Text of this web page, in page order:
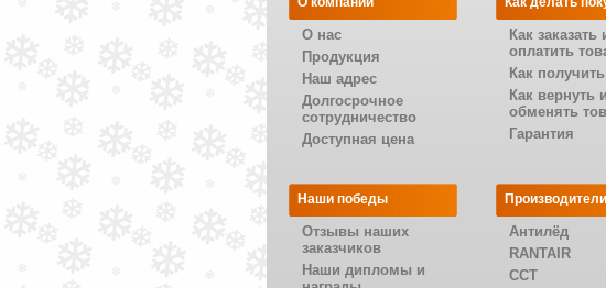
О нас
Продукция
Наш адрес
Долгосрочное
сотрудничество
Доступная цена
Как заказать
оплатить
Как
Как вернуть
обменять
Гарантия
Наши победы
Отзывы наших
заказчиков
Наши дипломы и
Производители
Антилёд
RANTAIR
CCT